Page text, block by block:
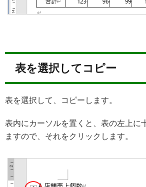
表を選択してコピー
表を選択して、コピーします。
表内にカーソルを置くと、表の左上に
ますので、それをクリックします。